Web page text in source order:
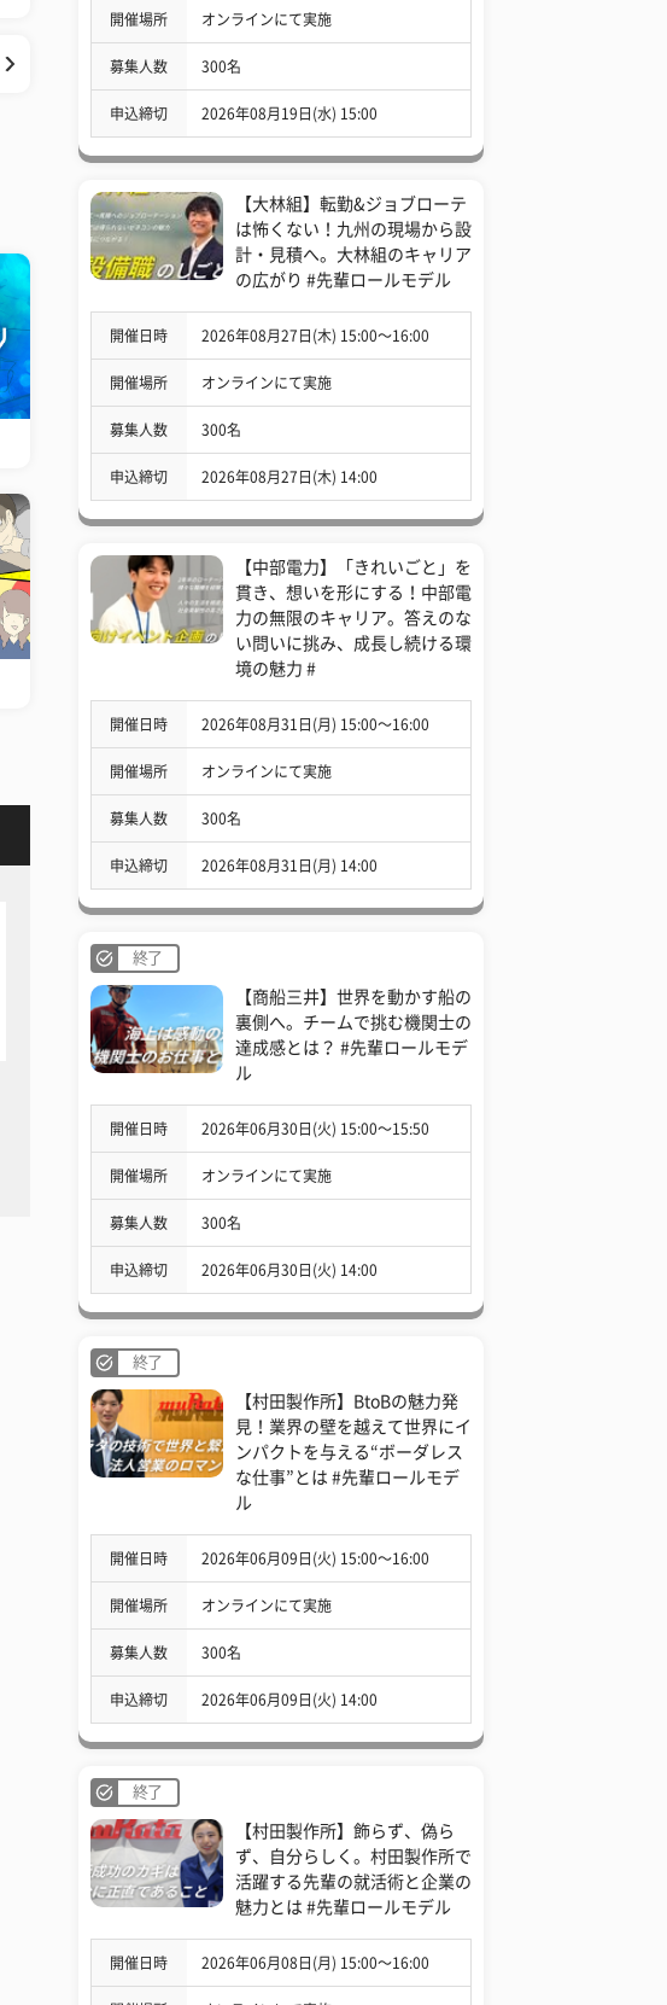
開催場所 オンラインにて実施
募集人数 300名
申込締切 2026年08月19日(水) 15:00
【大林組】転勤&ジョブローテ
は怖くない！九州の現場から設
計・見積へ。大林組のキャリア
の広がり #先輩ロールモデル
開催日時 2026年08月27日(木) 15:00〜16:00
開催場所 オンラインにて実施
募集人数 300名
申込締切 2026年08月27日(木) 14:00
【中部電力】「きれいごと」を
貫き、想いを形にする！中部電
力の無限のキャリア。答えのな
い問いに挑み、成長し続ける環
境の魅力 #
開催日時 2026年08月31日(月) 15:00〜16:00
開催場所 オンラインにて実施
募集人数 300名
申込締切 2026年08月31日(月) 14:00
終了
【商船三井】世界を動かす船の
裏側へ。チームで挑む機関士の
達成感とは？ #先輩ロールモデ
ル
開催日時 2026年06月30日(火) 15:00〜15:50
開催場所 オンラインにて実施
募集人数 300名
申込締切 2026年06月30日(火) 14:00
終了
【村田製作所】BtoBの魅力発
見！業界の壁を越えて世界にイ
ンパクトを与える“ボーダレス
な仕事”とは #先輩ロールモデ
ル
開催日時 2026年06月09日(火) 15:00〜16:00
開催場所 オンラインにて実施
募集人数 300名
申込締切 2026年06月09日(火) 14:00
終了
【村田製作所】飾らず、偽ら
ず、自分らしく。村田製作所で
活躍する先輩の就活術と企業の
魅力とは #先輩ロールモデル
開催日時 2026年06月08日(月) 15:00〜16:00